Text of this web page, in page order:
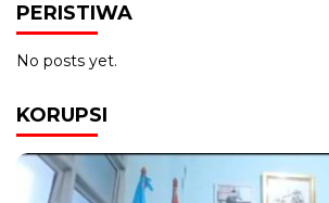
PERISTIWA
No posts yet.
KORUPSI